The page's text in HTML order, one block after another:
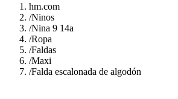
hm.com
/Ninos
/Nina 9 14a
/Ropa
/Faldas
/Maxi
/Falda escalonada de algodón